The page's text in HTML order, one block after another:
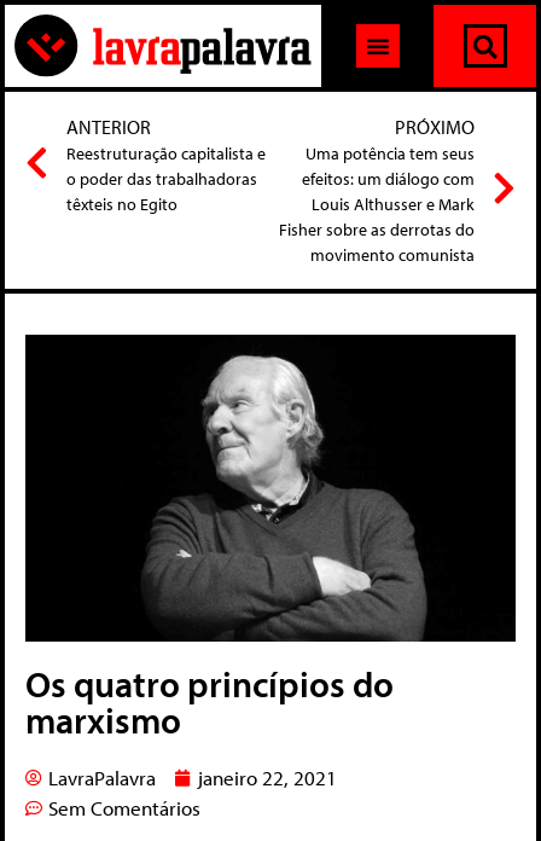
ANTERIOR
Reestruturação capitalista e
o poder das trabalhadoras
têxteis no Egito
PRÓXIMO
Uma potência tem seus
efeitos: um diálogo com
Louis Althusser e Mark
Fisher sobre as derrotas do
movimento comunista
Os quatro princípios do
marxismo
LavraPalavra
janeiro 22, 2021
Sem Comentários